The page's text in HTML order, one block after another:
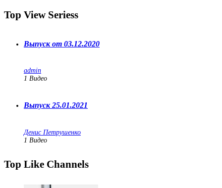
Top View Seriess
Выпуск от 03.12.2020
admin
1 Видео
Выпуск 25.01.2021
Денис Петрушенко
1 Видео
Top Like Channels